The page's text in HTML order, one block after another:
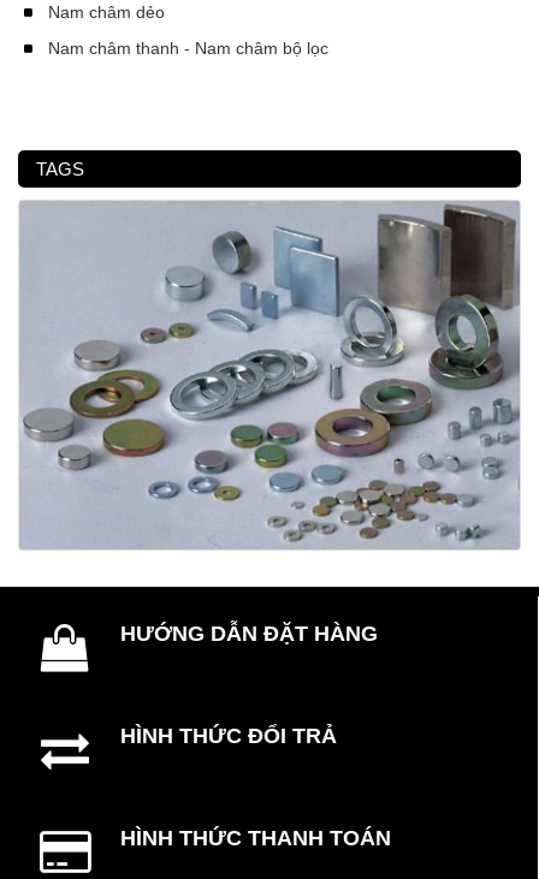
Nam châm dẻo
Nam châm thanh - Nam châm bộ lọc
TAGS
HƯỚNG DẪN ĐẶT HÀNG
HÌNH THỨC ĐỔI TRẢ
HÌNH THỨC THANH TOÁN